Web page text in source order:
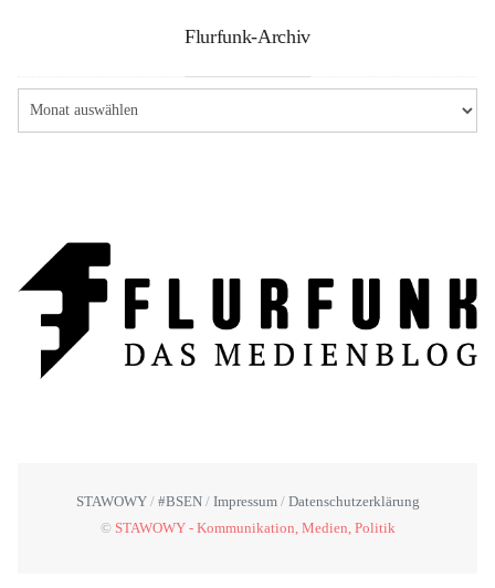
Flurfunk-Archiv
STAWOWY #BSEN Impressum
Datenschutzerklärung
© STAWOWY - Kommunikation, Medien, Politik